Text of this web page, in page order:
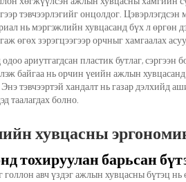
тэвчээрлэгийг онцолдог.
нь мэргэжлийн хувцасанд бүх л өргөн
өгөх зэрэгцээгээр орчныг хамгаалах
ариутгагдсан пластик бутлаг,
байгаа нь орчин үеийн ажлын
тэвчээртэй хандалт нь газар дэлхийд
таалагдах болно.
хувцасны
тохируулан барьсан
голлон авч үздэг ажлын хувцасны бүтэц